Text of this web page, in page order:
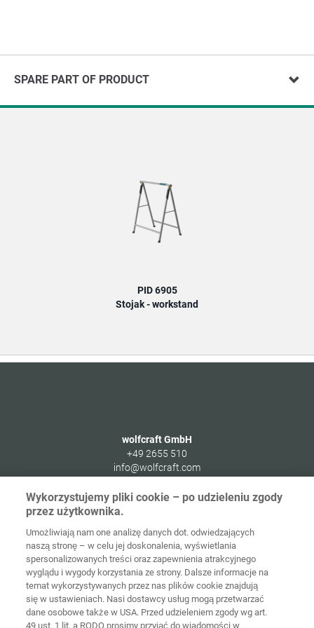
SPARE PART OF PRODUCT
PID 6905
Stojak - workstand
wolfcraft GmbH
+49 2655 510
info@wolfcraft.com
56746Kempenich
Strona
główna Kontakt Nota prawna
Ochrona
danych
Wykorzystujemy pliki cookie – po udzieleniu zgody
przez użytkownika.
Umożliwiają nam one analizę danych dot. odwiedzających
naszą stronę – w celu jej doskonalenia, wyświetlania
spersonalizowanych treści oraz zapewnienia atrakcyjnego
wyglądu i wygody korzystania ze strony. Dalsze informacje na
temat wykorzystywanych przez nas plików cookie znajdują
się w ustawieniach. Nasi dostawcy usług mogą przetwarzać
dane osobowe także w USA. Przed udzieleniem zgody wg art.
49 ust. 1 lit. a RODO prosimy przyjąć do wiadomości w